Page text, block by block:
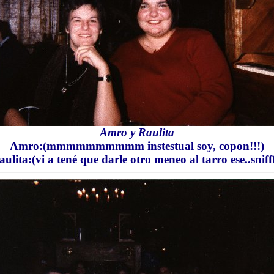
Amro y Raulita
Amro:(mmmmmmmmmm instestual soy, copon!!!)
a tené que darle otro meneo al tarro